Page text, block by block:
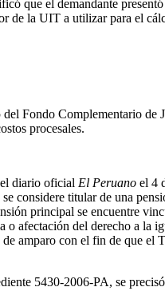
que el demandante
la UIT a utilizar para el
Fondo Complementario
procesales.
diario oficial El Peruano el 4
considere titular de una
principal se encuentre
afectación del derecho a
amparo con el fin de que
5430-2006-PA, se